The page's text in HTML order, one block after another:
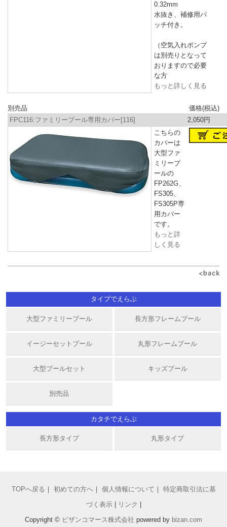
0.32mm
水抜き、補修用パ
ッチ付き。
（空気入れポンプ
は別売りとなって
おりますので必要
な方
もっと詳しく見る
別売品
価格(税込)
FPC116:ファミリープール専用カバー[116]
2,050円
こちらの
カバーは
大型ファ
ミリープ
ールの
FP262G、
FS305、
FS305P専
用カバー
です。
もっと詳
しく見る
タイプでえらぶ
大型ファミリープール 長方形フレームプール
イージーセットプール 丸形フレームプール
大型プールセット キッズプール
別売品
カタチでえらぶ
長方形タイプ 丸形タイプ
TOPへ戻る ｜ 初めての方へ｜ 個人情報について ｜ 特定商取引法に基
づく表示| リンク
Copyright © ビザンコマース株式会社 powered by bizan.com